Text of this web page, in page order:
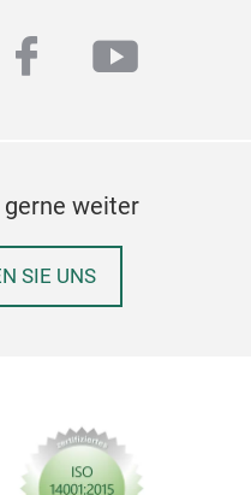
facebook
weiter
SIE UNS